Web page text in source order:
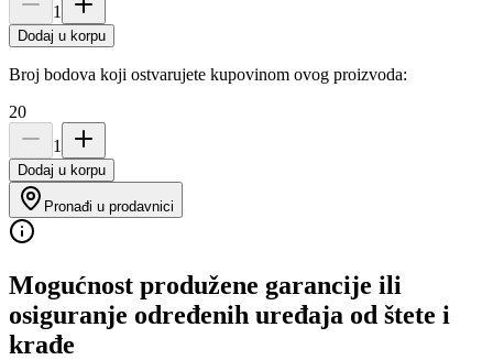
1
Dodaj u korpu
Broj bodova koji ostvarujete kupovinom ovog proizvoda:
20
1
Dodaj u korpu
Pronađi u prodavnici
Mogućnost produžene garancije ili
osiguranje određenih uređaja od štete i
krađe